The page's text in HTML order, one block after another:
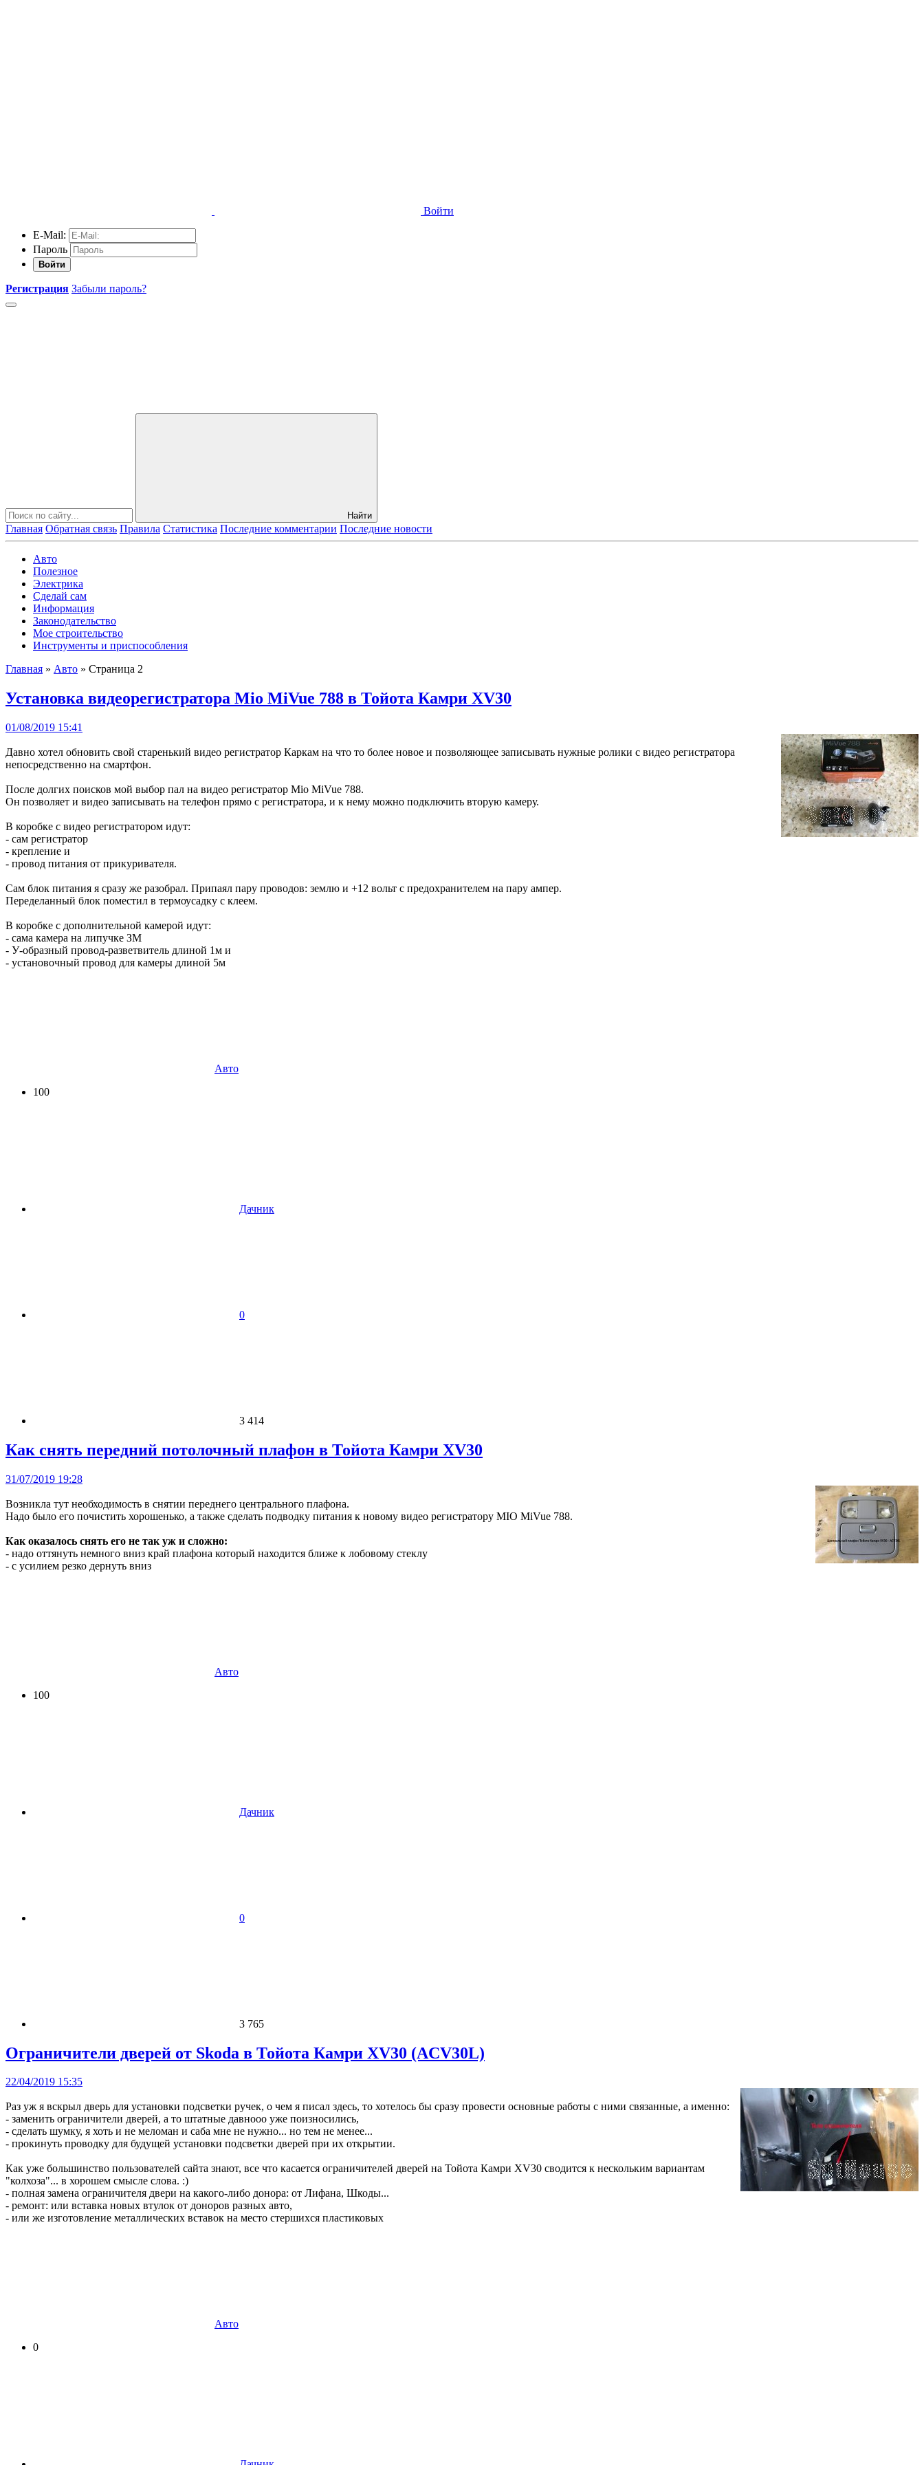
Войти
E-Mail:
Пароль
Войти
Регистрация Забыли пароль?
Найти
Главная Обратная связь Правила Статистика Последние комментарии Последние новости
Авто
Полезное
Электрика
Сделай сам
Информация
Законодательство
Мое строительство
Инструменты и приспособления
Главная » Авто » Страница 2
Установка видеорегистратора Mio MiVue 788 в Тойота Камри XV30
01/08/2019 15:41
Давно хотел обновить свой старенький видео регистратор Каркам на что то более новое и позволяющее записывать нужные ролики с видео регистратора
непосредственно на смартфон.
После долгих поисков мой выбор пал на видео регистратор Mio MiVue 788.
Он позволяет и видео записывать на телефон прямо с регистратора, и к нему можно подключить вторую камеру.
В коробке с видео регистратором идут:
- сам регистратор
- крепление и
- провод питания от прикуривателя.
Сам блок питания я сразу же разобрал. Припаял пару проводов: землю и +12 вольт с предохранителем на пару ампер.
Переделанный блок поместил в термоусадку с клеем.
В коробке с дополнительной камерой идут:
- сама камера на липучке ЗМ
- У-образный провод-разветвитель длиной 1м и
- установочный провод для камеры длиной 5м
Авто
100
Дачник
0
3 414
Как снять передний потолочный плафон в Тойота Камри XV30
31/07/2019 19:28
Возникла тут необходимость в снятии переднего центрального плафона.
Надо было его почистить хорошенько, а также сделать подводку питания к новому видео регистратору MIO MiVue 788.
Как оказалось снять его не так уж и сложно:
- надо оттянуть немного вниз край плафона который находится ближе к лобовому стеклу
- с усилием резко дернуть вниз
Авто
100
Дачник
0
3 765
Ограничители дверей от Skoda в Тойота Камри XV30 (ACV30L)
22/04/2019 15:35
Раз уж я вскрыл дверь для установки подсветки ручек, о чем я писал здесь, то хотелось бы сразу провести основные работы с ними связанные, а именно:
- заменить ограничители дверей, а то штатные давнооо уже поизносились,
- сделать шумку, я хоть и не меломан и саба мне не нужно... но тем не менее...
- прокинуть проводку для будущей установки подсветки дверей при их открытии.
Как уже большинство пользователей сайта знают, все что касается ограничителей дверей на Тойота Камри XV30 сводится к нескольким вариантам
"колхоза"... в хорошем смысле слова. :)
- полная замена ограничителя двери на какого-либо донора: от Лифана, Шкоды...
- ремонт: или вставка новых втулок от доноров разных авто,
- или же изготовление металлических вставок на место стершихся пластиковых
Авто
0